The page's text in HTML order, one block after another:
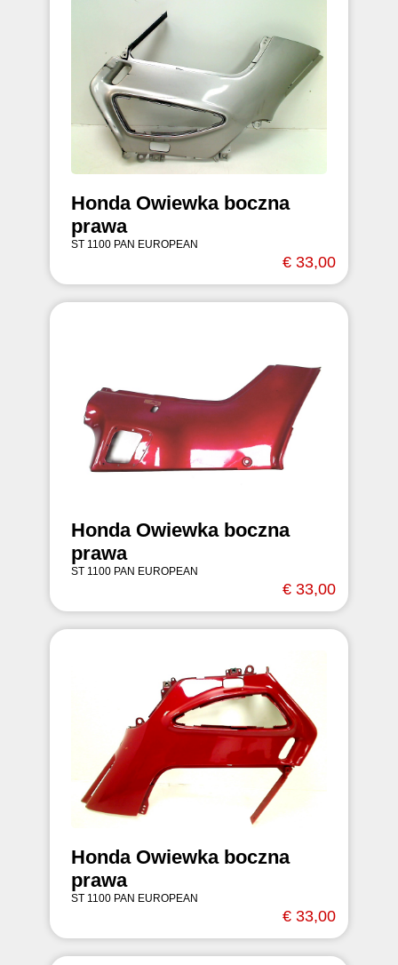
Honda Owiewka boczna
prawa
ST 1100 PAN EUROPEAN
€ 33,00
Honda Owiewka boczna
prawa
ST 1100 PAN EUROPEAN
€ 33,00
Honda Owiewka boczna
prawa
ST 1100 PAN EUROPEAN
€ 33,00